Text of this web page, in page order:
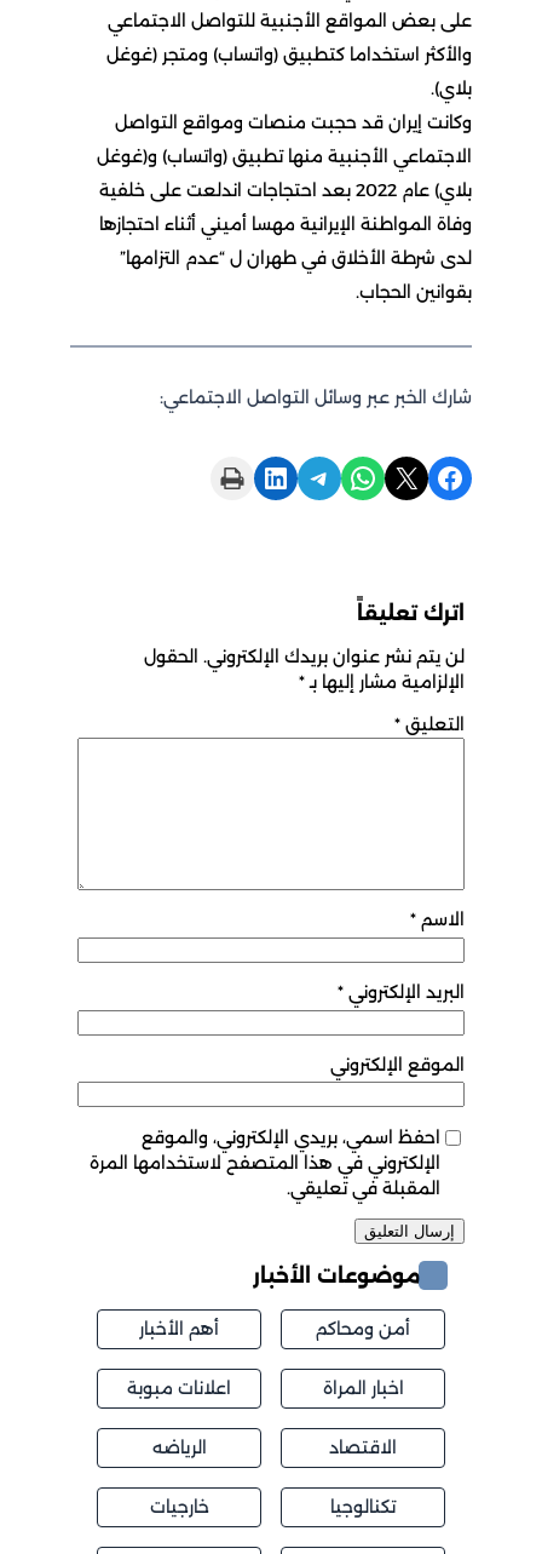
على بعض المواقع الأجنبية للتواصل الاجتماعي
والأكثر استخداما كتطبيق (واتساب) ومتجر (غوغل
بلاي).
وكانت إيران قد حجبت منصات ومواقع التواصل
الاجتماعي الأجنبية منها تطبيق (واتساب) و(غوغل
بلاي) عام 2022 بعد احتجاجات اندلعت على خلفية
وفاة المواطنة الإيرانية مهسا أميني أثناء احتجازها
لدى شرطة الأخلاق في طهران ل “عدم التزامها”
بقوانين الحجاب.
شارك الخبر عبر وسائل التواصل الاجتماعي:
Share on Facebook
Share on X
Share on WhatsApp
Share on Telegram
Share on LinkedIn
Print this Page
اترك تعليقاً
لن يتم نشر عنوان بريدك الإلكتروني. الحقول
الإلزامية مشار إليها بـ*
التعليق *
الاسم *
البريد الإلكتروني *
الموقع الإلكتروني
احفظ اسمي، بريدي الإلكتروني، والموقع
الإلكتروني في هذا المتصفح لاستخدامها المرة
المقبلة في تعليقي.
موضوعات الأخبار
أمن ومحاكم أهم الأخبار
اخبار المراة اعلانات مبوبة
الاقتصاد الرياضه
تكنالوجيا خارجيات